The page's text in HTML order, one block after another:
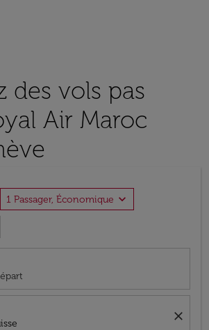
des vols pas
Air Maroc
1 Passager, Économique expand_more
close